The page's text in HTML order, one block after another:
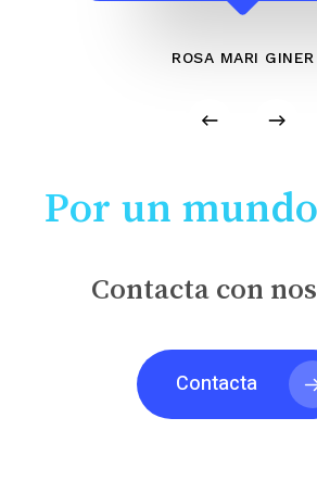
ROSA MARI GINER
Por un
Contacta con
Contacta